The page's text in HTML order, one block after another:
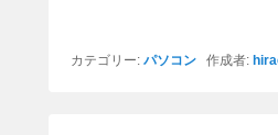
カテゴリー: パソコン 作成者: